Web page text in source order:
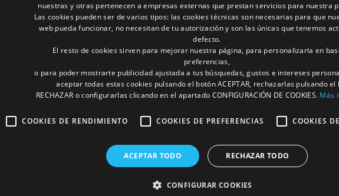
nuestras y otras pertenecen a empresas externas que prestan servicios para nuestra
Las cookies pueden ser de varios tipos: las cookies técnicas son necesarias para que
web pueda funcionar, no necesitan de tu autorización y son las únicas que tenemos
defecto.
El resto de cookies sirven para mejorar nuestra página, para personalizarla en
preferencias,
o para poder mostrarte publicidad ajustada a tus búsquedas, gustos e intereses
aceptar todas estas cookies pulsando el botón ACEPTAR, rechazarlas pulsando el
RECHAZAR o configurarlas clicando en el apartado CONFIGURACIÓN DE COOKIES. Más
COOKIES DE RENDIMIENTO COOKIES DE PREFERENCIAS COOKIES
ACEPTAR TODO RECHAZAR TODO
CONFIGURAR COOKIES